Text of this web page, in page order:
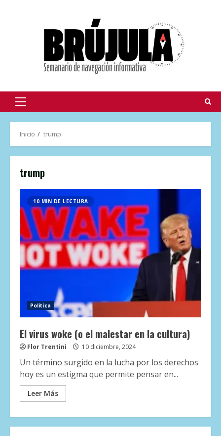
Inicio trump
trump
10 MIN DE LECTURA
Política
El virus woke (o el malestar en la cultura)
Flor Trentini 10 diciembre, 2024
Un término surgido en la lucha por los derechos
hoy es un estigma que permite pensar en...
Leer Más